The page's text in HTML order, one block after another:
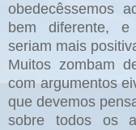
obedecêssemos
bem diferente, e
seriam mais
Muitos zombam
com argumentos
que devemos
sobre todos os